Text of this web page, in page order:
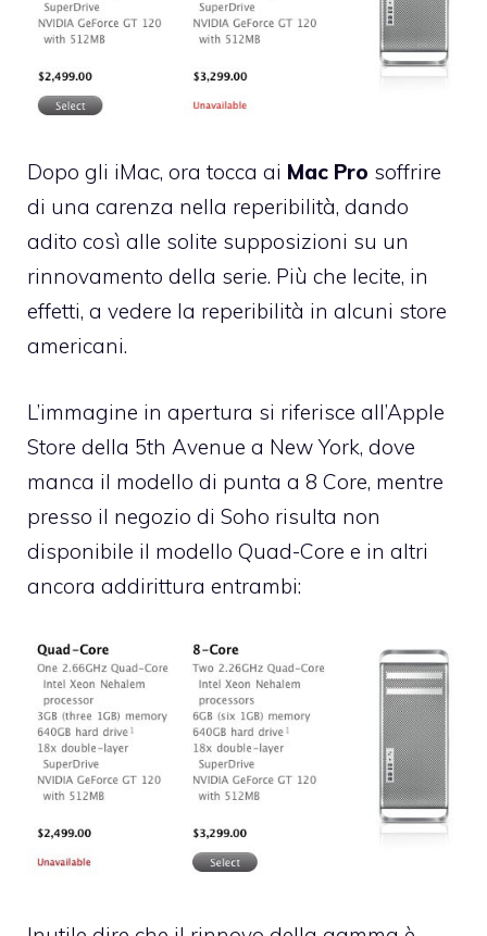
Dopo gli iMac, ora tocca ai Mac Pro soffrire
di una carenza nella reperibilità, dando
adito così alle solite supposizioni su un
rinnovamento della serie. Più che lecite, in
effetti, a vedere la reperibilità in alcuni store
americani.
L’immagine in apertura si riferisce all’Apple
Store della 5th Avenue a New York, dove
manca il modello di punta a 8 Core, mentre
presso il negozio di Soho risulta non
disponibile il modello Quad-Core e in altri
ancora addirittura entrambi: